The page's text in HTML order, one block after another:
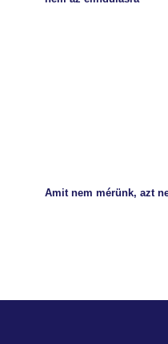
Amit nem mérünk, azt